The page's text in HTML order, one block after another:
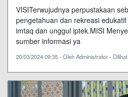
VISITerwujudnya perpustakaan
pengetahuan dan rekreasi
imtaq dan unggul iptek.MISI
sumber informasi ya
20/03/2024 09:35 - Oleh Administrator -